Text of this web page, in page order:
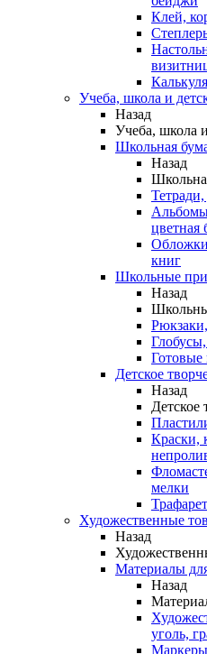
Клей,
Учеба, школа и
Назад
Учеба, школа
Школьная
Назад
цветная
книг
Школьные
Назад
Детское
Назад
Детское
Краски,
мелки
Художественные
Назад
Материалы
Назад
уголь,